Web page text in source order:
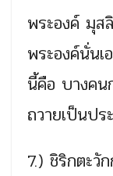
พระองค์ มุส
พระองค์นั่นเ
นี้คือ บางคน
ถวายเป็นปร
7.) ชิริกตะวั